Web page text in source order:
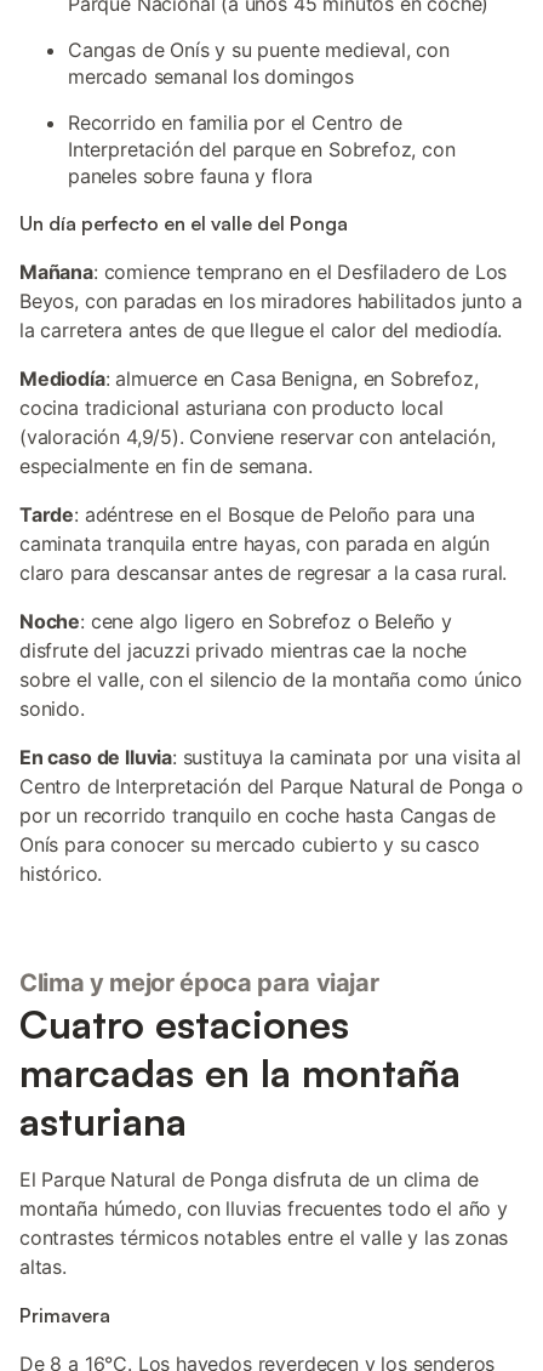
Cangas de Onís y su puente medieval, con
mercado semanal los domingos
Recorrido en familia por el Centro de
Interpretación del parque en Sobrefoz, con
paneles sobre fauna y flora
Un día perfecto en el valle del Ponga
Mañana: comience temprano en el Desfiladero de Los
Beyos, con paradas en los miradores habilitados junto a
la carretera antes de que llegue el calor del mediodía.
Mediodía: almuerce en Casa Benigna, en Sobrefoz,
cocina tradicional asturiana con producto local
(valoración 4,9/5). Conviene reservar con antelación,
especialmente en fin de semana.
Tarde: adéntrese en el Bosque de Peloño para una
caminata tranquila entre hayas, con parada en algún
claro para descansar antes de regresar a la casa rural.
Noche: cene algo ligero en Sobrefoz o Beleño y
disfrute del jacuzzi privado mientras cae la noche
sobre el valle, con el silencio de la montaña como único
sonido.
En caso de lluvia: sustituya la caminata por una visita al
Centro de Interpretación del Parque Natural de Ponga o
por un recorrido tranquilo en coche hasta Cangas de
Onís para conocer su mercado cubierto y su casco
histórico.
Clima y mejor época para viajar
Cuatro estaciones
marcadas en la montaña
asturiana
El Parque Natural de Ponga disfruta de un clima de
montaña húmedo, con lluvias frecuentes todo el año y
contrastes térmicos notables entre el valle y las zonas
altas.
Primavera
De 8 a 16°C. Los hayedos reverdecen y los senderos